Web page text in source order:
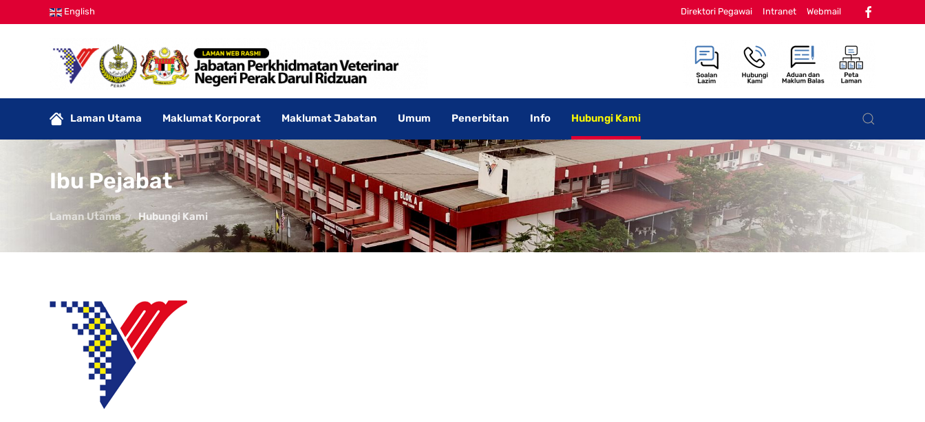
English Direktori Pegawai Intranet Webmail
Laman Utama Maklumat Korporat Maklumat Jabatan Umum Penerbitan Info Hubungi Kami
Ibu Pejabat
Laman Utama Hubungi Kami